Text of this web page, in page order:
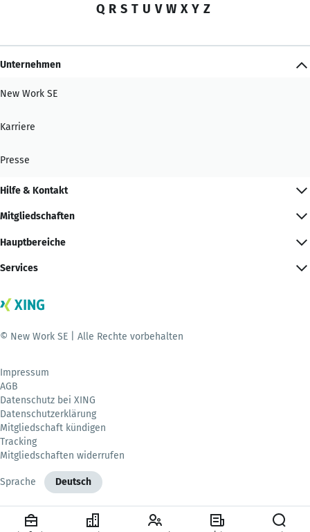
Q R S T U V W X Y Z
Unternehmen
New Work SE
Karriere
Presse
Hilfe & Kontakt
Mitgliedschaften
Hauptbereiche
Services
© New Work SE | Alle Rechte vorbehalten
Impressum
AGB
Datenschutz bei XING
Datenschutzerklärung
Mitgliedschaft kündigen
Tracking
Mitgliedschaften widerrufen
Sprache Deutsch